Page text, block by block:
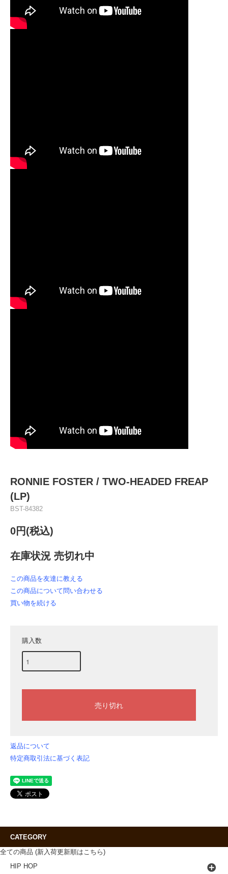
RONNIE FOSTER ‎/ TWO-HEADED FREAP
(LP)
BST-84382
0円(税込)
在庫状況 売切れ中
この商品を友達に教える
この商品について問い合わせる
買い物を続ける
購入数
返品について
特定商取引法に基づく表記
CATEGORY
全ての商品 (新入荷更新順はこちら)
HIP HOP